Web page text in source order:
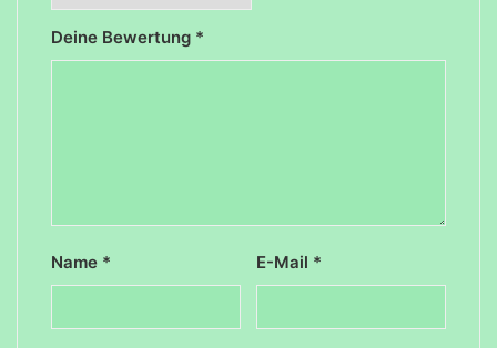
Deine Bewertung *
Name * E-Mail *